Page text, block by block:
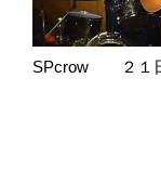
SPcrow